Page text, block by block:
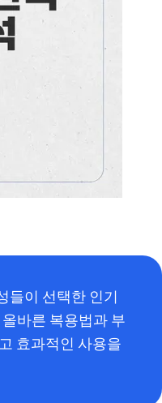
들이 선택한 인기
바른 복용법과 부
효과적인 사용을